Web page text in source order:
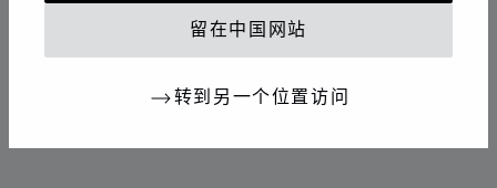
留在中国网站
转到另一个位置访问